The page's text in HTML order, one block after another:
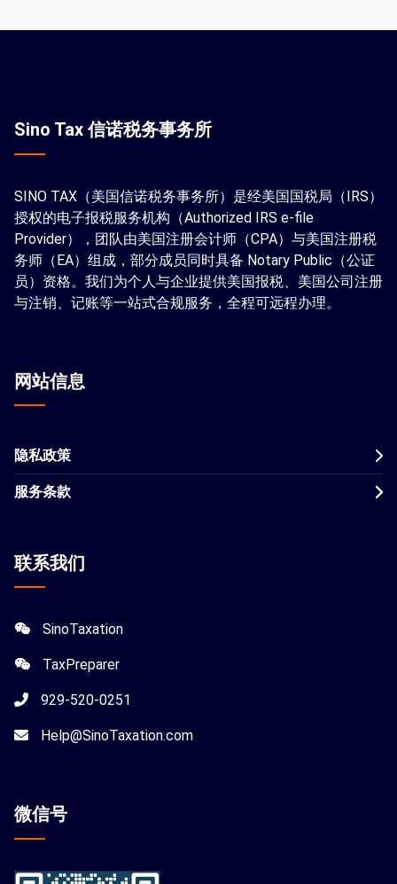
Sino Tax 信诺税务事务所
SINO TAX（美国信诺税务事务所）是经美国国税局（IRS）
授权的电子报税服务机构（Authorized IRS e-file
Provider），团队由美国注册会计师（CPA）与美国注册税
务师（EA）组成，部分成员同时具备 Notary Public（公证
员）资格。我们为个人与企业提供美国报税、美国公司注册
与注销、记账等一站式合规服务，全程可远程办理。
网站信息
隐私政策
服务条款
联系我们
SinoTaxation
TaxPreparer
929-520-0251
Help@SinoTaxation.com
微信号